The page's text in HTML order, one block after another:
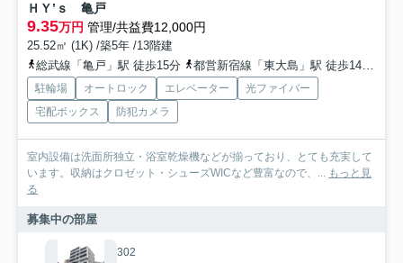
ＨＹ’ｓ 亀戸
9.35万円 管理/共益費12,000円
25.52㎡ (1K) /築5年 /13階建
総武線「亀戸」駅 徒歩15分
都営新宿線「東大島」駅 徒歩14分
駐輪場 オートロック エレベーター
光ファイバー
宅配ボックス
防犯カメラ
室内設備は洗面所独立・浴室乾燥機などが揃っており、とても充実して
います。収納はクロゼット・シューズWICなど豊富なので、... もっと見
る
募集中の部屋
302